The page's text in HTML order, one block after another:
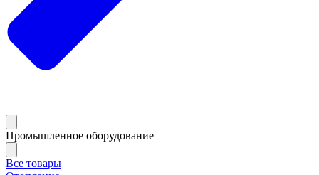
Промышленное оборудование
Все товары